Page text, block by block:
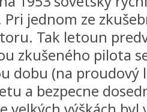
Pri jednom ze
Tak letoun
zkušeného pilota
dobu (na proudový
a bezpecne